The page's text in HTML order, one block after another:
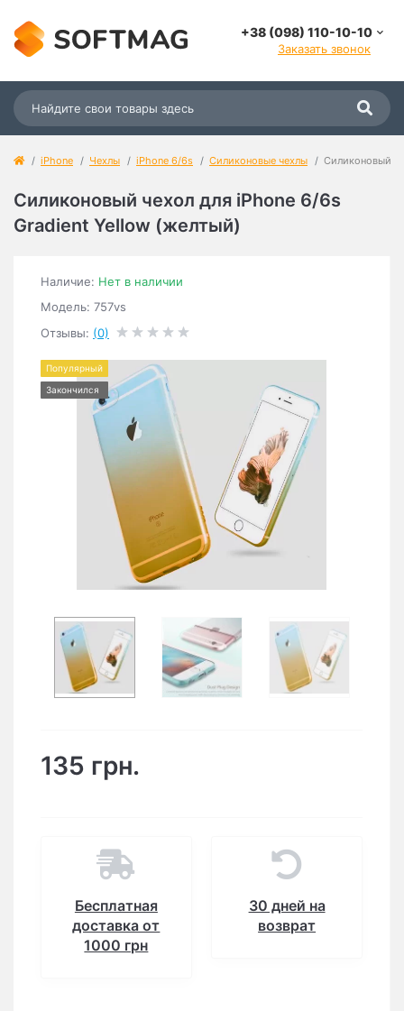
+38 (098) 110-10-10
Заказать звонок
iPhone Чехлы iPhone 6/6s Силиконовые чехлы Силиконовый
Силиконовый чехол для iPhone 6/6s
Gradient Yellow (желтый)
Наличие: Нет в наличии
Модель: 757vs
Отзывы: (0)
Популярный
Закончился
135 грн.
Бесплатная
доставка от
1000 грн
30 дней на
возврат